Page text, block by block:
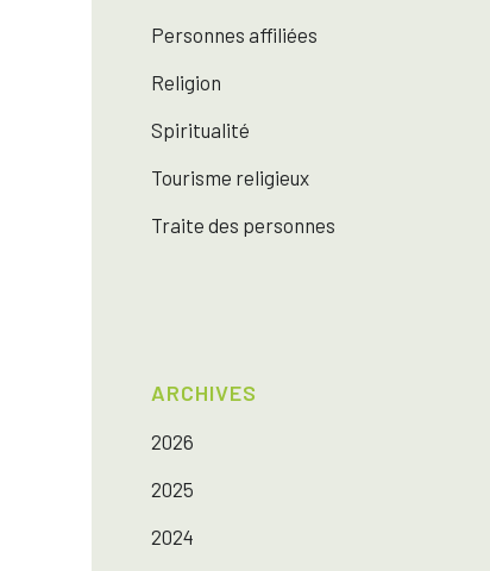
Personnes affiliées
Religion
Spiritualité
Tourisme religieux
Traite des personnes
ARCHIVES
2026
2025
2024